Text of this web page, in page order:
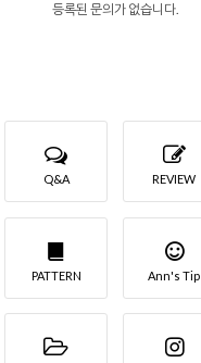
등록된 문의가 없습니다.
Q&A REVIEW
PATTERN Ann's Tip